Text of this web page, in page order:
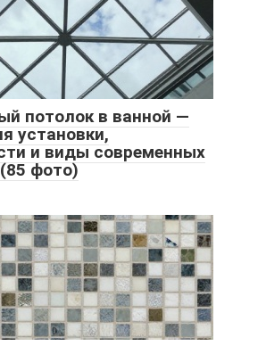
потолок в ванной —
установки,
и виды современных
фото)